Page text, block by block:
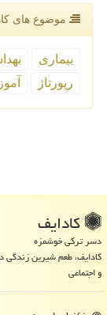
موضوع های
بیماری
رپورتاژ
كادایف
دسر ترکی خوشمزه
کادایف، طعم شیرین زندگی
و اجتماعی